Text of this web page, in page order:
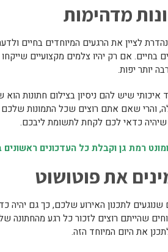
מדהימות
נהדרת לציין את הרגעים המיוחדים בחיים
בחיים. אם רק יהיו צלמים מקצועיים
יותר יפות.
איכותי שיש להם ניסיון בצילום חתונות
והרי שאם אתם רוצים שכל התמונות שלכם
כדאי לכם לקחת לתשומת ליבכם.
רמת גן וקבלת כל העדכונים ראשונים
את פוטושוט
לתכנון האירוע שלכם, כך גם יהיה
שהייתם רוצים לזכור כל רגע
את היום המיוחד הזה.